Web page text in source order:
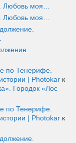
Любовь моя…
Любовь моя…
по Тенерифе.
| Photokar к
Городок «Лос
по Тенерифе.
| Photokar к